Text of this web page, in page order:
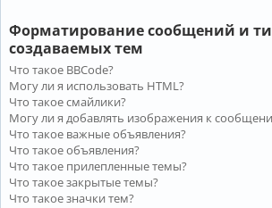
Форматирование сообщений и
создаваемых тем
Что такое BBCode?
Могу ли я использовать HTML?
Что такое смайлики?
Могу ли я добавлять изображения к
Что такое важные объявления?
Что такое объявления?
Что такое прилепленные темы?
Что такое закрытые темы?
Что такое значки тем?